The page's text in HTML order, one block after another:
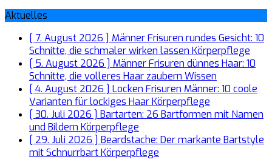
Aktuelles
[ 7. August 2026 ] Männer Frisuren rundes Gesicht: 10
Schnitte, die schmaler wirken lassen Körperpflege
[ 5. August 2026 ] Männer Frisuren dünnes Haar: 10
Schnitte, die volleres Haar zaubern Wissen
[ 4. August 2026 ] Locken Frisuren Männer: 10 coole
Varianten für lockiges HaarKörperpflege
[ 30. Juli 2026 ] Bartarten: 26 Bartformen mit Namen
und Bildern Körperpflege
[ 29. Juli 2026 ] Beardstache: Der markante Bartstyle
mit SchnurrbartKörperpflege